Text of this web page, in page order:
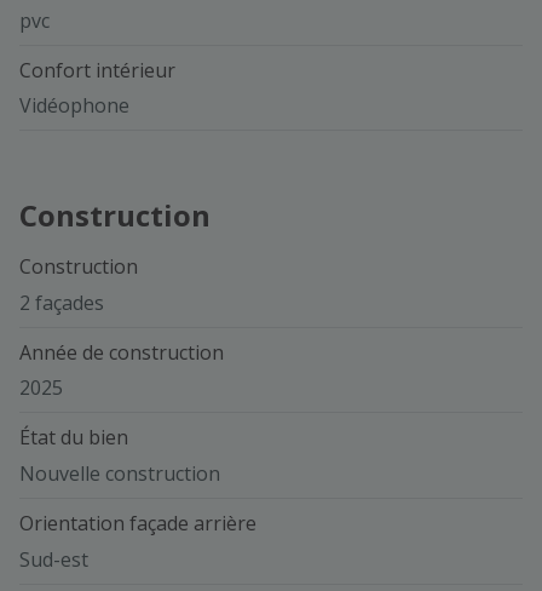
pvc
Confort intérieur
Vidéophone
Construction
Construction
2 façades
Année de construction
2025
État du bien
Nouvelle construction
Orientation façade arrière
Sud-est